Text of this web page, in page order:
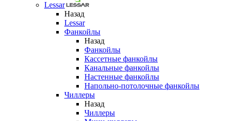
Lessar
Назад
Lessar
Фанкойлы
Назад
Фанкойлы
Кассетные фанкойлы
Канальные фанкойлы
Настенные фанкойлы
Напольно-потолочные фанкойлы
Чиллеры
Назад
Чиллеры